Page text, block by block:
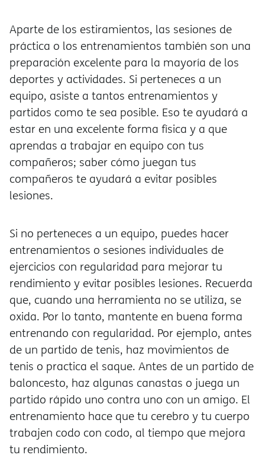
Aparte de los estiramientos, las sesiones de
práctica o los entrenamientos también son una
preparación excelente para la mayoría de los
deportes y actividades. Si perteneces a un
equipo, asiste a tantos entrenamientos y
partidos como te sea posible. Eso te ayudará a
estar en una excelente forma física y a que
aprendas a trabajar en equipo con tus
compañeros; saber cómo juegan tus
compañeros te ayudará a evitar posibles
lesiones.
Si no perteneces a un equipo, puedes hacer
entrenamientos o sesiones individuales de
ejercicios con regularidad para mejorar tu
rendimiento y evitar posibles lesiones. Recuerda
que, cuando una herramienta no se utiliza, se
oxida. Por lo tanto, mantente en buena forma
entrenando con regularidad. Por ejemplo, antes
de un partido de tenis, haz movimientos de
tenis o practica el saque. Antes de un partido de
baloncesto, haz algunas canastas o juega un
partido rápido uno contra uno con un amigo. El
entrenamiento hace que tu cerebro y tu cuerpo
trabajen codo con codo, al tiempo que mejora
tu rendimiento.